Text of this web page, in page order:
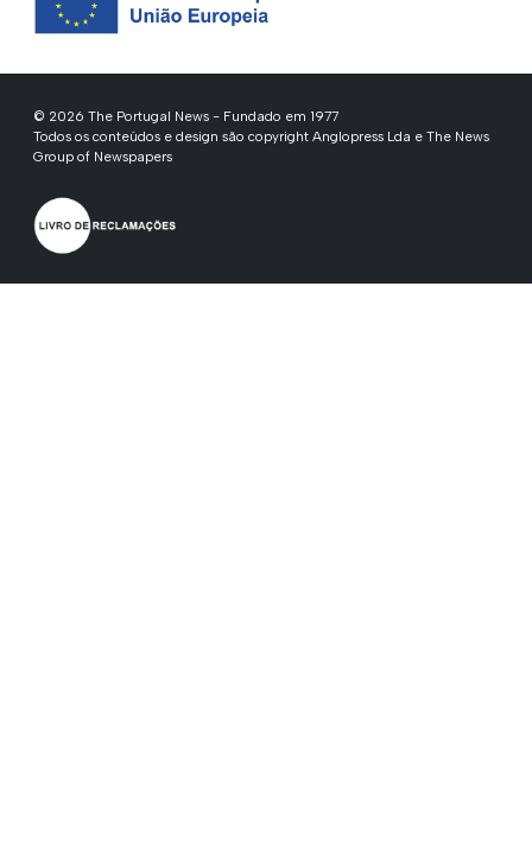
© 2026 The Portugal News - Fundado em 1977
Todos os conteúdos e design são copyright Anglopress Lda e The News
Group of Newspapers